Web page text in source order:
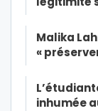
Malika
«
inhumée